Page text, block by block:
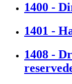
1400 -
1401 -
1408 -